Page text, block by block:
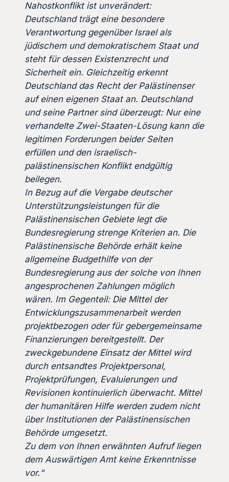
Nahostkonflikt ist unverändert:
Deutschland trägt eine besondere
Verantwortung gegenüber Israel als
jüdischem und demokratischem Staat und
steht für dessen Existenzrecht und
Sicherheit ein. Gleichzeitig erkennt
Deutschland das Recht der Palästinenser
auf einen eigenen Staat an. Deutschland
und seine Partner sind überzeugt: Nur eine
verhandelte Zwei-Staaten-Lösung kann die
legitimen Forderungen beider Seiten
erfüllen und den israelisch-
palästinensischen Konflikt endgültig
beilegen.
In Bezug auf die Vergabe deutscher
Unterstützungsleistungen für die
Palästinensischen Gebiete legt die
Bundesregierung strenge Kriterien an. Die
Palästinensische Behörde erhält keine
allgemeine Budgethilfe von der
Bundesregierung aus der solche von Ihnen
angesprochenen Zahlungen möglich
wären. Im Gegenteil: Die Mittel der
Entwicklungszusammenarbeit werden
projektbezogen oder für gebergemeinsame
Finanzierungen bereitgestellt. Der
zweckgebundene Einsatz der Mittel wird
durch entsandtes Projektpersonal,
Projektprüfungen, Evaluierungen und
Revisionen kontinuierlich überwacht. Mittel
der humanitären Hilfe werden zudem nicht
über Institutionen der Palästinensischen
Behörde umgesetzt.
Zu dem von Ihnen erwähnten Aufruf liegen
dem Auswärtigen Amt keine Erkenntnisse
vor.“